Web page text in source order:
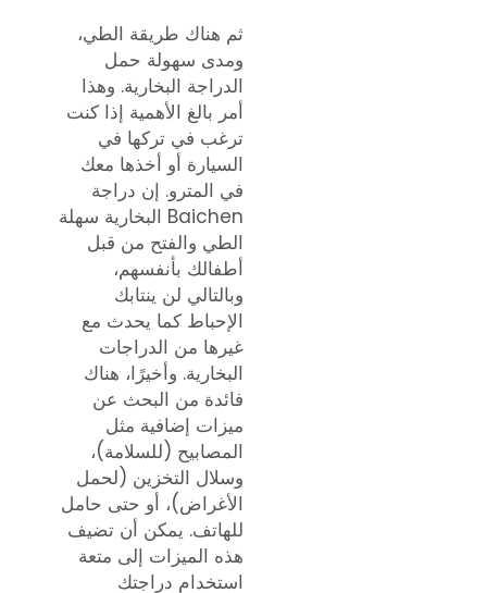
ثم هناك طريقة الطي،
ومدى سهولة حمل
الدراجة البخارية. وهذا
أمر بالغ الأهمية إذا كنت
ترغب في تركها في
السيارة أو أخذها معك
في المترو. إن دراجة
Baichen البخارية سهلة
الطي والفتح من قبل
أطفالك بأنفسهم،
وبالتالي لن ينتابك
الإحباط كما يحدث مع
غيرها من الدراجات
البخارية. وأخيرًا، هناك
فائدة من البحث عن
ميزات إضافية مثل
المصابيح (للسلامة)،
وسلال التخزين (لحمل
الأغراض)، أو حتى حامل
للهاتف. يمكن أن تضيف
هذه الميزات إلى متعة
استخدام دراجتك